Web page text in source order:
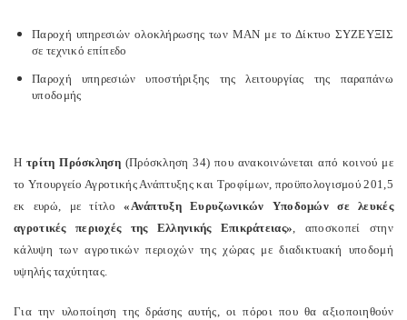
Παροχή υπηρεσιών ολοκλήρωσης των ΜΑΝ με το Δίκτυο ΣΥΖΕΥΞΙΣ
σε τεχνικό επίπεδο
Παροχή υπηρεσιών υποστήριξης της λειτουργίας της παραπάνω
υποδομής
Ητρίτη Πρόσκληση (Πρόσκληση 34) που ανακοινώνεται από κοινού με
το Υπουργείο Αγροτικής Ανάπτυξης και Τροφίμων, προϋπολογισμού 201,5
εκ ευρώ, με τίτλο«Ανάπτυξη Ευρυζωνικών Υποδομών σε λευκές
αγροτικές περιοχές της Ελληνικής Επικράτειας», αποσκοπεί στην
κάλυψη των αγροτικών περιοχών της χώρας με διαδικτυακή υποδομή
υψηλής ταχύτητας.
Για την υλοποίηση της δράσης αυτής, οι πόροι που θα αξιοποιηθούν